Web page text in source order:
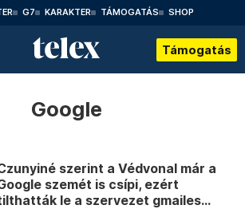
G7 KARAKTER TÁMOGATÁS SHOP
Támogatás
Google
szerint a Védvonal már a
szemét is csípi, ezért
le a szervezet gmailes...